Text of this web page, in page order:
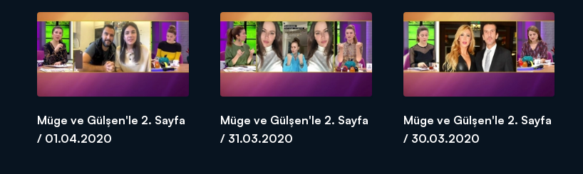
Müge ve Gülşen'le 2. Sayfa
/ 01.04.2020
Müge ve Gülşen'le 2. Sayfa
/ 31.03.2020
Müge ve Gülşen'le 2. Sayfa
/ 30.03.2020